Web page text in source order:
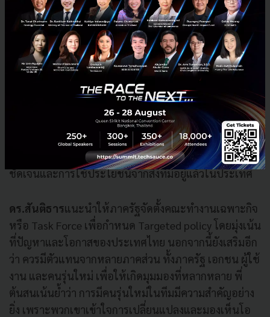
บทบาทของภาครัฐในการพัฒนา AI
ดร.พัทน์ ชี้ให้เห็นถึงความหลากหลายของโมเดล AI และ
ความท้าทายในการพัฒนา โดยเฉพาะ Fundamental
Model ที่ต้องใช้ทรัพยากรมหาศาล และได้เสนอว่ารัฐบาล
ไทยควรมีนโยบายที่เจาะจง หรือ Targeted Policy มุ่งเป้า
ไปที่โอกาสและความท้าทายเฉพาะ ไม่ใช่การทำแบบ
หว่านแห ยกตัวอย่าง Roadmap ที่มักจะลิสต์สิ่งที่ต้องทำไว้
มากมาย แต่ขาดความชัดเจนในทางปฏิบัติ โดยได้เสนอไอ
เดียการทำโมเดลแปลภาษาหมูเด้ง เพื่อสื่อถึงการโฟกัสที่
ชัดเจนและการใช้ประโยชน์จากสิ่งที่มีอยู่แล้วในประเทศ
ดร.สันติธารแนะนำให้ภาครัฐจัดตั้งคณะทำงานเฉพาะกิจ
หรือ Task Force เพื่อกำหนด Targeted policy โดยมุ่งเน้น
ที่ปัญหาและโอกาสของประเทศไทย นอกจากนี้ยังเสริมอีก
ว่า ควรมีตัวแทนจากหลายภาคส่วน ทั้งภาครัฐ เอกชน ผู้ใช้
งาน และคนรุ่นใหม่ เพื่อให้เกิดมุมมองที่หลากหลาย พี่
ต้นสนเน้นย้ำว่า การมีคนรุ่นใหม่ในทีมมีความสำคัญอย่าง
ยิ่ง เพราะพวกเขาเข้าใจการเปลี่ยนแปลงและมองเห็นโอ